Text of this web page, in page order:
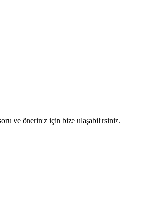
ve öneriniz için bize ulaşabilirsiniz.